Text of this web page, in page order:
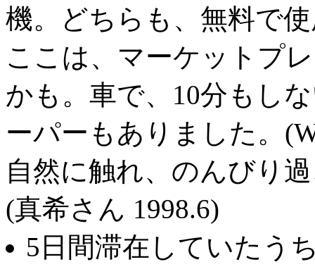
機。どちらも、無料で
ここは、マーケットプ
かも。車で、10分もし
ーパーもありました。
自然に触れ、のんびり
(真希さん 1998.6)
5日間滞在していたう